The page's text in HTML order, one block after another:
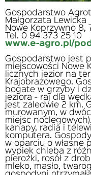
Gospodarstwo
Małgorzata Lewicka
Nowe Koprzywno 8,
Tel. 0 94 373 25 10
www.e-agro.pl/
Gospodarstwo jest
miejscowości Nowe
licznych jezior na
Krajobrazowego.
bogate w grzyby i
jeziora - raj dla
jest zaledwie 2 km.
murowanym, w
miejsc
kanapy, radia i
komputera.
w oparciu o własne
wypiek chleba z
pierożki, rosół z
mleko, masło,